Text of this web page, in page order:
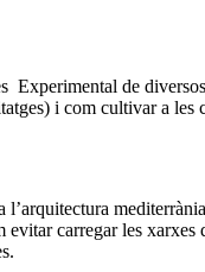
Experimental de
i com cultivar a les
l’arquitectura
evitar carregar les xarxes